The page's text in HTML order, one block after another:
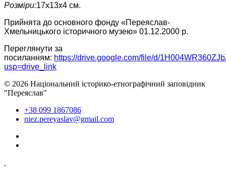
Розміри:17х13х4 см.
Прийнята до основного фонду «Переяслав-
Хмельницького історичного музею» 01.12.2000 р.
Переглянути за
посиланням: https://drive.google.com/file/d/
usp=drive_link
© 2026 Національний історико-етнографічний заповідник
"Переяслав"
+38 099 1867086
niez.pereyaslav@gmail.com